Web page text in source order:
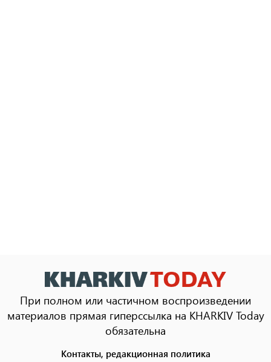
При полном или частичном воспроизведении
материалов прямая гиперссылка на KHARKIV Today
обязательна
Контакты, редакционная политика